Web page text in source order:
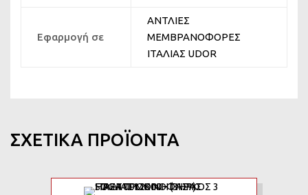
Εφαρμογή σε
ΑΝΤΛΙΕΣ
ΜΕΜΒΡΑΝΟΦΟΡΕΣ
ΙΤΑΛΙΑΣ UDOR
ΣΧΕΤΙΚΆ ΠΡΟΪΌΝΤΑ